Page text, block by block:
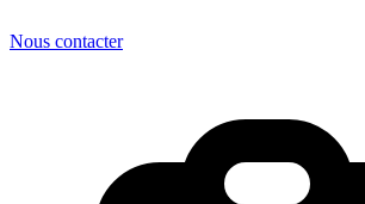
Nous contacter